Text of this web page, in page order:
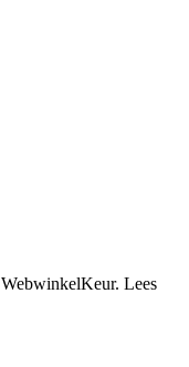
WebwinkelKeur. Lees